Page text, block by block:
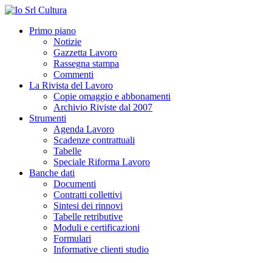
Primo piano
Notizie
Gazzetta Lavoro
Rassegna stampa
Commenti
La Rivista del Lavoro
Copie omaggio e abbonamenti
Archivio Riviste dal 2007
Strumenti
Agenda Lavoro
Scadenze contrattuali
Tabelle
Speciale Riforma Lavoro
Banche dati
Documenti
Contratti collettivi
Sintesi dei rinnovi
Tabelle retributive
Moduli e certificazioni
Formulari
Informative clienti studio